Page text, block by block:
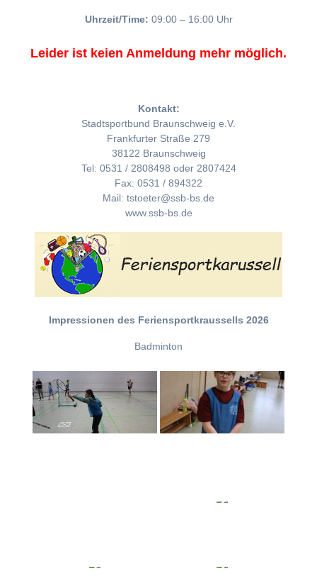
Uhrzeit/Time: 09:00 – 16:00 Uhr
Leider ist keien Anmeldung mehr möglich.
Kontakt:
Stadtsportbund Braunschweig e.V.
Frankfurter Straße 279
38122 Braunschweig
Tel: 0531 / 2808498 oder 2807424
Fax: 0531 / 894322
Mail: tstoeter@ssb-bs.de
www.ssb-bs.de
Impressionen des Feriensportkraussells 2026
Badminton